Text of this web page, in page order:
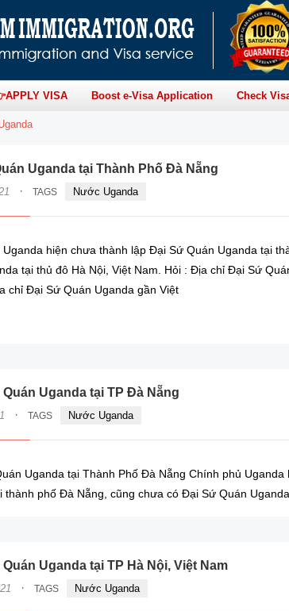
VISA Boost e-Visa Application Check
Uganda tại Thành Phố Đà Nẵng
· TAGS Nước Uganda
Uganda hiện chưa thành lập Đại Sứ Quán Uganda tại
tại thủ đô Hà Nội, Việt Nam. Hỏi : Địa chỉ Đại Sứ
chỉ Đại Sứ Quán Uganda gần Việt
Quán Uganda tại TP Đà Nẵng
· TAGS Nước Uganda
Uganda tại Thành Phố Đà Nẵng Chính phủ
thành phố Đà Nẵng, cũng chưa có Đại Sứ Quán
Uganda tại TP Hà Nội, Việt Nam
· TAGS Nước Uganda